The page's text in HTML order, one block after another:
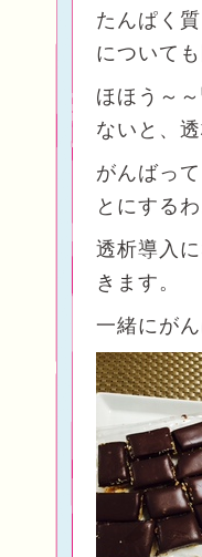
たんぱく
について
ほほう～
ないと、
がんばっ
とにするわ
透析導入
きます。
一緒にが